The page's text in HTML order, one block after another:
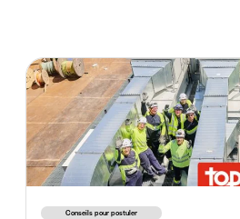
Conseils pour postuler